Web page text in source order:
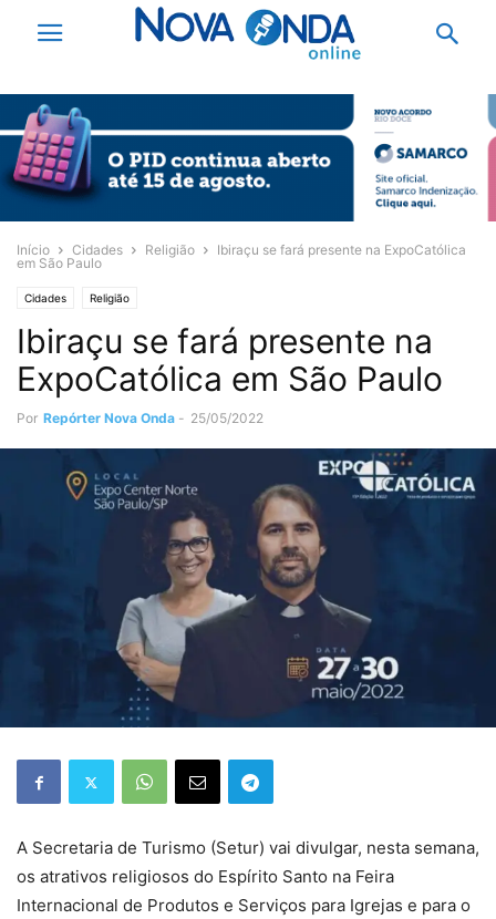
Início Cidades Religião
Ibiraçu se fará presente na ExpoCatólica
em São Paulo
Cidades Religião
Ibiraçu se fará presente na
ExpoCatólica em São Paulo
Por Repórter Nova Onda - 25/05/2022
A Secretaria de Turismo (Setur) vai divulgar, nesta semana,
os atrativos religiosos do Espírito Santo na Feira
Internacional de Produtos e Serviços para Igrejas e para o